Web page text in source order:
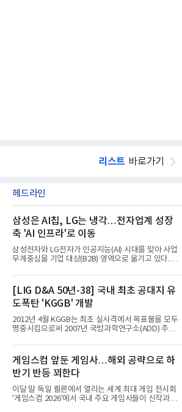
리스트 바로가기
헤드라인
삼성은 AI칩, LG는 냉각…전자업계 성장
축 'AI 인프라'로 이동
삼성전자와 LG전자가 인공지능(AI) 시대를 맞아 사업
무게중심을 기업 대상(B2B) 영역으로 옮기고 있다.
접어든 가운데 삼성전자는 AI 반도체를 중심으로 데
이터센터 생태계 공략을 강화하고 LG전자는 냉각솔
루션·전장·로봇 등 기업용 솔루션 사업 확대에 속도를
내고 있다.9일 업계에 따르면 LG전자는 2분기 생활가
전과 프리미엄 제품 경쟁력에 더해 B2B 사업 확대 효
과로 수익성을 방어한 반면 삼성전자는 디바이스경험
(DX) 부문의 TV·생활가전 수익성이 악화됐다. 대신 삼
사업 확대
[LIG D&A 50년-38] 국내 최초 공대지 유
도폭탄 'KGGB' 개발
2012년 4월 KGGB는 최초 실사격에서 목표물을 모두
명중시킴으로써 2007년 국방과학연구소(ADD) 주관
체로 참여했다. 체계개발에는 총 400여억 원의 개발
비와 62개월의 기간이 소요됐다. 한국형 GPS 유도폭
탄 KGGB(Korea GPS Guided Bomb)는 국내 최초
의 공대지 유도폭탄으로 2012년에 최종 전투용 적합
판정을 받았다.우리 공군이 운용하는 모든 전투기에
탑재할 수 있는 KGGB는 일반목적폭탄(General
Purpose Bomb)에 장착하여 운용토록 개발됐다.이
게임스컴 앞둔 게임사…해외 공략으로 하
반기 반등 꾀한다
이달 말 독일 쾰른에서 열리는 세계 최대 게임 전시회
'게임스컴 2026'에서 국내 주요 게임사들이 신작과 글